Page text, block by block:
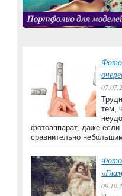
тем,
фотоаппарат, даже если
сравнительно